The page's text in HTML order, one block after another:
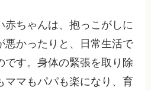
赤ちゃんは、抱っこがしに
悪かったりと、日常生活で
です。身体の緊張を取り除
ママもパパも楽になり、育